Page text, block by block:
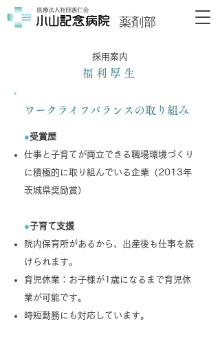
薬剤部
採用案内
福利厚生
ワークライフバランスの取り組み
●受賞歴
仕事と子育てが両立できる職場環境づくり
に積極的に取り組んでいる企業（2013年
茨城県奨励賞）
●子育て支援
院内保育所があるから、出産後も仕事を続
けられます。
育児休業：お子様が1歳になるまで育児休
業が可能です。
時短勤務にも対応しています。